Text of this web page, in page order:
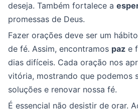
deseja. Também fortalece a
promessas de Deus.
Fazer orações deve ser um
de fé. Assim, encontramos paz e
dias difíceis. Cada oração nos
vitória, mostrando que podemos
soluções e renovar nossa fé.
É essencial não desistir de orar.